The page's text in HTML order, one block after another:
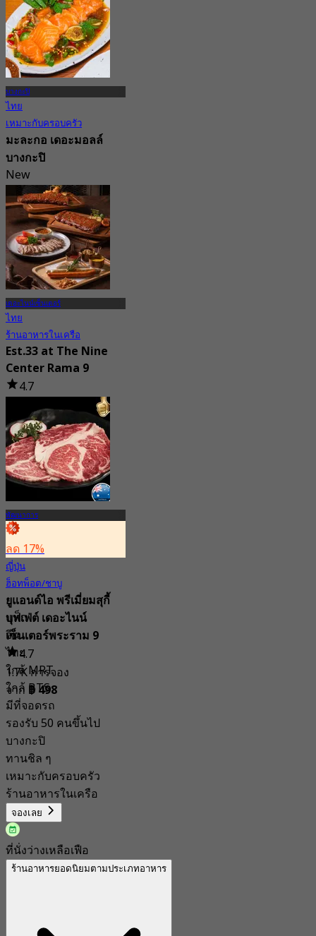
บางกะปิ
ไทย
เหมาะกับครอบครัว
มะละกอ เดอะมอลล์
บางกะปิ
New
จาก฿ 399
เดอะไนน์เซ็นเตอร์
ไทย
ร้านอาหารในเครือ
Est.33 at The Nine
Center Rama 9
4.7
52 การจอง
จาก฿ 562.5
พัฒนาการ
ลด 17%
ญี่ปุ่น
ฮ็อทพ็อต/ชาบู
ยูแอนด์ไอ พรีเมี่ยมสุกี้
บุฟเฟ่ต์ เดอะไนน์
เซ็นเตอร์พระราม 9
4.7
1.7K การจอง
จาก ฿ 498
แท็ก
จีน
ไทย
ใกล้ MRT
ใกล้ BTS
มีที่จอดรถ
รองรับ 50 คนขึ้นไป
บางกะปิ
ทานชิล ๆ
เหมาะกับครอบครัว
ร้านอาหารในเครือ
จองเลย
ที่นั่งว่างเหลือเฟือ
ร้านอาหารยอดนิยมตามประเภทอาหาร